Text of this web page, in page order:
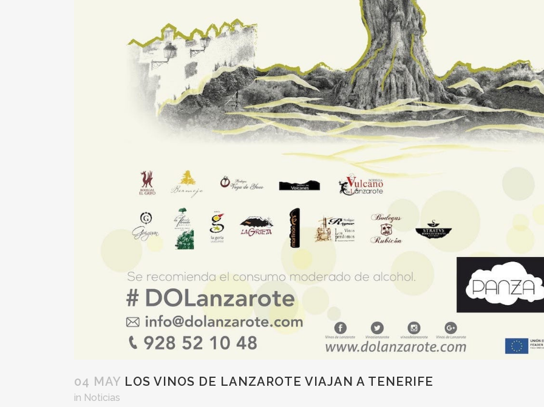
04 MAY LOS VINOS DE LANZAROTE VIAJAN A TENERIFE
in Noticias